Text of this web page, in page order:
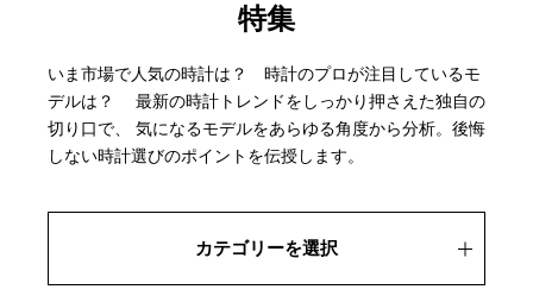
特集
いま市場で人気の時計は？ 時計のプロが注目しているモ
デルは？
最新の時計トレンドをしっかり押さえた独自の
切り口で、
気になるモデルをあらゆる角度から分析。後悔
しない時計選びのポイントを伝授します。
カテゴリーを選択